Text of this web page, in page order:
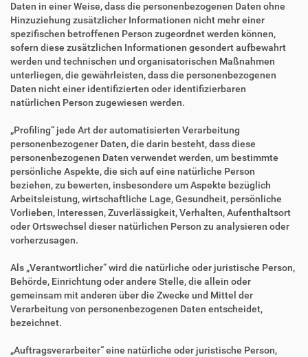
Daten in einer Weise, dass die personenbezogenen Daten ohne
Hinzuziehung zusätzlicher Informationen nicht mehr einer
spezifischen betroffenen Person zugeordnet werden können,
sofern diese zusätzlichen Informationen gesondert aufbewahrt
werden und technischen und organisatorischen Maßnahmen
unterliegen, die gewährleisten, dass die personenbezogenen
Daten nicht einer identifizierten oder identifizierbaren
natürlichen Person zugewiesen werden.
„Profiling“ jede Art der automatisierten Verarbeitung
personenbezogener Daten, die darin besteht, dass diese
personenbezogenen Daten verwendet werden, um bestimmte
persönliche Aspekte, die sich auf eine natürliche Person
beziehen, zu bewerten, insbesondere um Aspekte bezüglich
Arbeitsleistung, wirtschaftliche Lage, Gesundheit, persönliche
Vorlieben, Interessen, Zuverlässigkeit, Verhalten, Aufenthaltsort
oder Ortswechsel dieser natürlichen Person zu analysieren oder
vorherzusagen.
Als „Verantwortlicher“ wird die natürliche oder juristische Person,
Behörde, Einrichtung oder andere Stelle, die allein oder
gemeinsam mit anderen über die Zwecke und Mittel der
Verarbeitung von personenbezogenen Daten entscheidet,
bezeichnet.
„Auftragsverarbeiter“ eine natürliche oder juristische Person,